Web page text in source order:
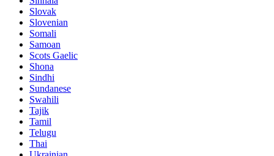
Slovak
Slovenian
Somali
Samoan
Scots Gaelic
Shona
Sindhi
Sundanese
Swahili
Tajik
Tamil
Telugu
Thai